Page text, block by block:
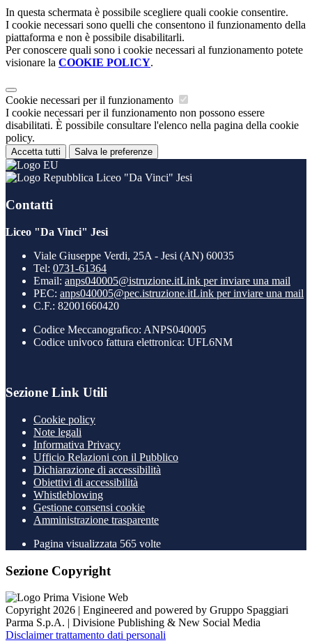
In questa schermata è possibile scegliere quali cookie consentire.
I cookie necessari sono quelli che consentono il funzionamento della
piattaforma e non è possibile disabilitarli.
Per conoscere quali sono i cookie necessari al funzionamento potete
visionare la COOKIE POLICY.
Cookie necessari per il funzionamento
I cookie necessari per il funzionamento non possono essere
disabilitati. È possibile consultare l'elenco nella pagina della cookie
policy.
Accetta tutti Salva le preferenze
Liceo "Da Vinci" Jesi
Contatti
Liceo "Da Vinci" Jesi
Viale Giuseppe Verdi, 25A - Jesi (AN) 60035
Tel: 0731-61364
Email: anps040005@istruzione.itLink per inviare una mail
PEC: anps040005@pec.istruzione.itLink per inviare una mail
C.F.: 82001660420
Codice Meccanografico: ANPS040005
Codice univoco fattura elettronica: UFL6NM
Sezione Link Utili
Cookie policy
Note legali
Informativa Privacy
Ufficio Relazioni con il Pubblico
Dichiarazione di accessibilità
Obiettivi di accessibilità
Whistleblowing
Gestione consensi cookie
Amministrazione trasparente
Pagina visualizzata 565 volte
Sezione Copyright
Copyright 2026 | Engineered and powered by Gruppo Spaggiari
Parma S.p.A. | Divisione Publishing & New Social Media
Disclaimer trattamento dati personali